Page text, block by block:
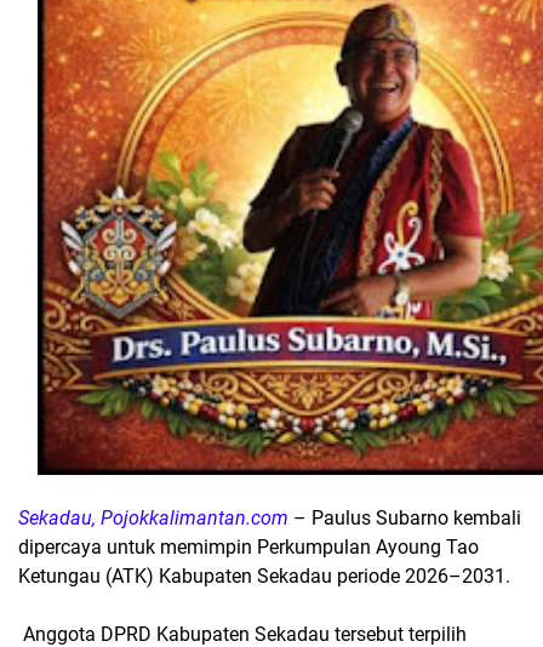
Sekadau, Pojokkalimantan.com – Paulus Subarno kembali
dipercaya untuk memimpin Perkumpulan Ayoung Tao
Ketungau (ATK) Kabupaten Sekadau periode 2026–2031.
Anggota DPRD Kabupaten Sekadau tersebut terpilih